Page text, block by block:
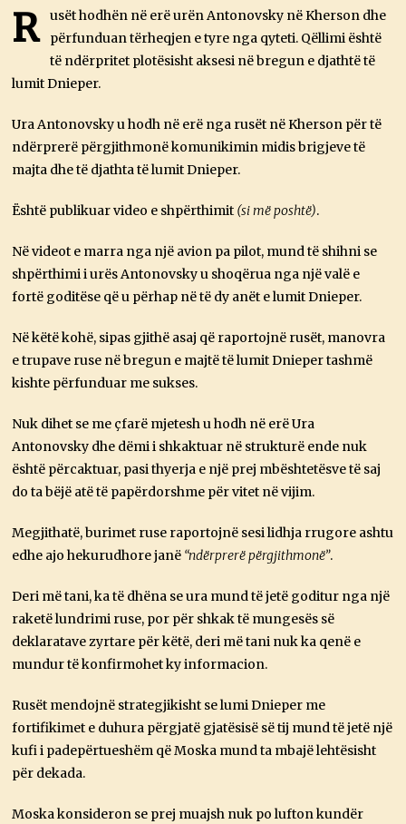
N
T
O
,
2
R
usët hodhën në erë urën Antonovsky në Kherson dhe
përfunduan tërheqjen e tyre nga qyteti. Qëllimi është
të ndërpritet plotësisht aksesi në bregun e djathtë të
lumit Dnieper.
Ura Antonovsky u hodh në erë nga rusët në Kherson për të
ndërprerë përgjithmonë komunikimin midis brigjeve të
majta dhe të djathta të lumit Dnieper.
Është publikuar video e shpërthimit (si më poshtë).
Në videot e marra nga një avion pa pilot, mund të shihni se
shpërthimi i urës Antonovsky u shoqërua nga një valë e
fortë goditëse që u përhap në të dy anët e lumit Dnieper.
Në këtë kohë, sipas gjithë asaj që raportojnë rusët, manovra
e trupave ruse në bregun e majtë të lumit Dnieper tashmë
kishte përfunduar me sukses.
Nuk dihet se me çfarë mjetesh u hodh në erë Ura
Antonovsky dhe dëmi i shkaktuar në strukturë ende nuk
është përcaktuar, pasi thyerja e një prej mbështetësve të saj
do ta bëjë atë të papërdorshme për vitet në vijim.
Megjithatë, burimet ruse raportojnë sesi lidhja rrugore ashtu
edhe ajo hekurudhore janë “ndërprerë përgjithmonë”.
Deri më tani, ka të dhëna se ura mund të jetë goditur nga një
raketë lundrimi ruse, por për shkak të mungesës së
deklaratave zyrtare për këtë, deri më tani nuk ka qenë e
mundur të konfirmohet ky informacion.
Rusët mendojnë strategjikisht se lumi Dnieper me
fortifikimet e duhura përgjatë gjatësisë së tij mund të jetë një
kufi i padepërtueshëm që Moska mund ta mbajë lehtësisht
për dekada.
Moska konsideron se prej muajsh nuk po lufton kundër